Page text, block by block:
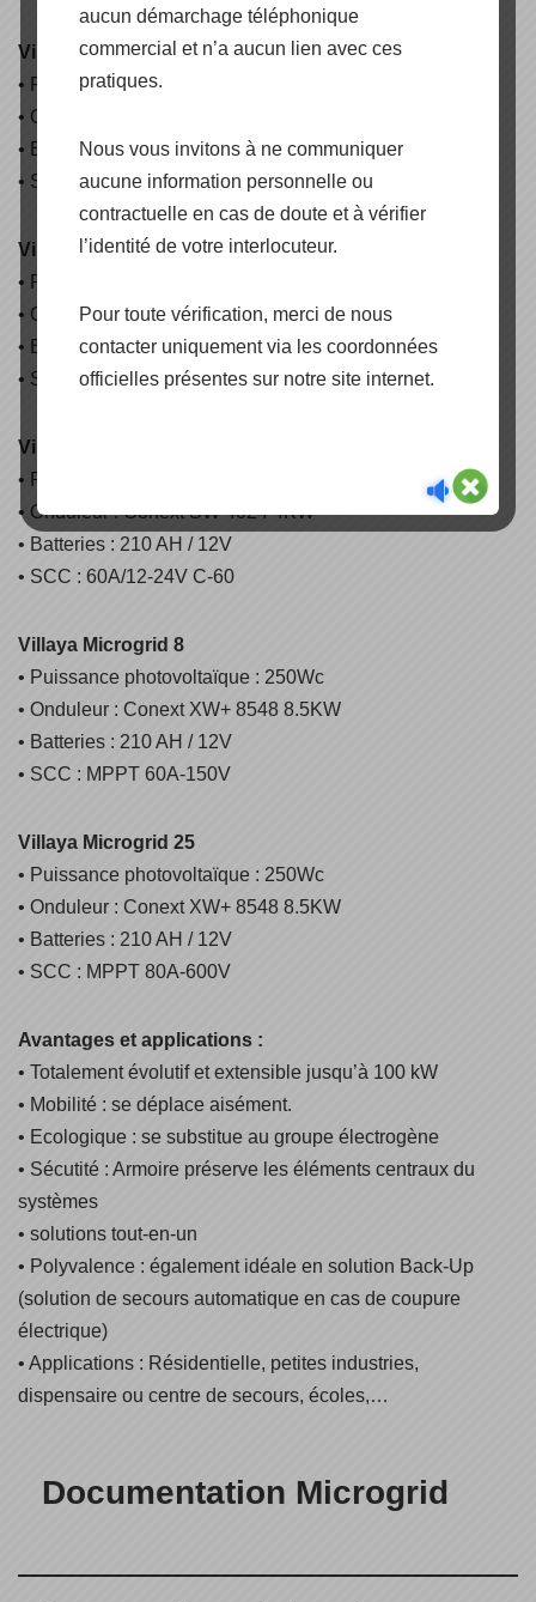
Villaya Microgrid 1
• Puissance photovoltaïque : 100Wc
• Onduleur : Inverter LUM 875VA
• Batteries : 210 AH / 12V
• SCC : 60A/12-24V C-60
Villaya Microgrid 2
• Puissance photovoltaïque : 250Wc
• Onduleur : Conext SW 2524 2.5KW
• Batteries : 210 AH / 12V
• SCC : 60A/12-24V C-60
Villaya Microgrid 4
• Puissance photovoltaïque : 250Wc
• Onduleur : Conext SW 4024 4KW
• Batteries : 210 AH / 12V
• SCC : 60A/12-24V C-60
Villaya Microgrid 8
• Puissance photovoltaïque : 250Wc
• Onduleur : Conext XW+ 8548 8.5KW
• Batteries : 210 AH / 12V
• SCC : MPPT 60A-150V
Villaya Microgrid 25
• Puissance photovoltaïque : 250Wc
• Onduleur : Conext XW+ 8548 8.5KW
• Batteries : 210 AH / 12V
• SCC : MPPT 80A-600V
Avantages et applications :
• Totalement évolutif et extensible jusqu’à 100 kW
• Mobilité : se déplace aisément.
• Ecologique : se substitue au groupe électrogène
• Sécutité : Armoire préserve les éléments centraux du
systèmes
• solutions tout-en-un
• Polyvalence : également idéale en solution Back-Up
(solution de secours automatique en cas de coupure
électrique)
• Applications : Résidentielle, petites industries,
dispensaire ou centre de secours, écoles,…
Documentation Microgrid
aucun démarchage téléphonique
commercial et n’a aucun lien avec ces
pratiques.
Nous vous invitons à ne communiquer
aucune information personnelle ou
contractuelle en cas de doute et à vérifier
l’identité de votre interlocuteur.
Pour toute vérification, merci de nous
contacter uniquement via les coordonnées
officielles présentes sur notre site internet.